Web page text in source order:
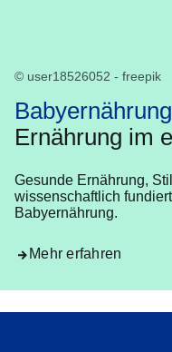
© user18526052 - freepik
Babyernährung
Ernährung im
Gesunde Ernährung,
wissenschaftlich
Babyernährung.
Mehr erfahren